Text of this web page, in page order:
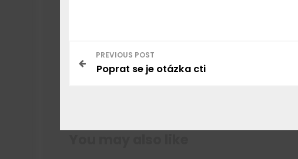
i
PREVIOUS POST
Poprat se je otázka cti